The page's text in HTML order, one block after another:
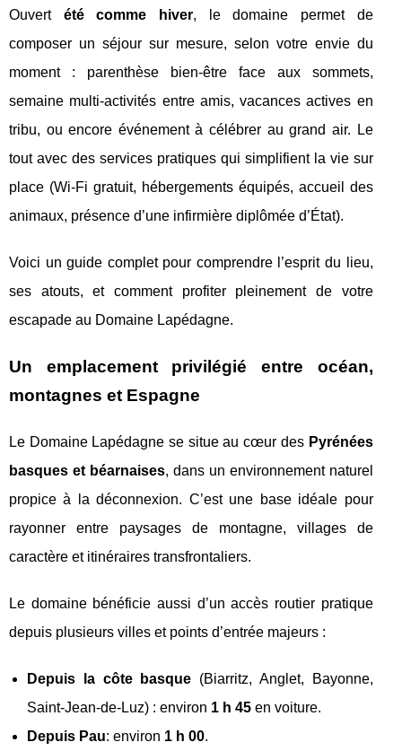
Ouvert été comme hiver, le domaine permet de
composer un séjour sur mesure, selon votre envie du
moment : parenthèse bien-être face aux sommets,
semaine multi-activités entre amis, vacances actives en
tribu, ou encore événement à célébrer au grand air. Le
tout avec des services pratiques qui simplifient la vie sur
place (Wi‑Fi gratuit, hébergements équipés, accueil des
animaux, présence d’une infirmière diplômée d’État).
Voici un guide complet pour comprendre l’esprit du lieu,
ses atouts, et comment profiter pleinement de votre
escapade au Domaine Lapédagne.
Un emplacement privilégié entre océan,
montagnes et Espagne
Le Domaine Lapédagne se situe au cœur des Pyrénées
basques et béarnaises, dans un environnement naturel
propice à la déconnexion. C’est une base idéale pour
rayonner entre paysages de montagne, villages de
caractère et itinéraires transfrontaliers.
Le domaine bénéficie aussi d’un accès routier pratique
depuis plusieurs villes et points d’entrée majeurs :
Depuis la côte basque (Biarritz, Anglet, Bayonne,
Saint-Jean-de-Luz) : environ 1 h 45 en voiture.
Depuis Pau: environ 1 h 00.